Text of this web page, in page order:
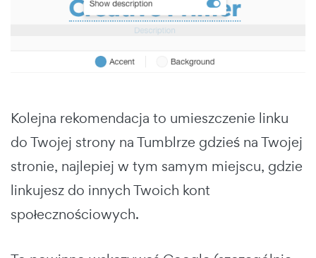
Kolejna rekomendacja to umieszczenie linku
do Twojej strony na Tumblrze gdzieś na Twojej
stronie, najlepiej w tym samym miejscu, gdzie
linkujesz do innych Twoich kont
społecznościowych.